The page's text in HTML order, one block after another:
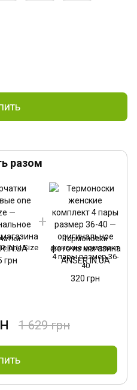
разом
one Size
грн
Термоноски
женские комплект
4 пары размер 36-
40
320 грн
1 629 грн